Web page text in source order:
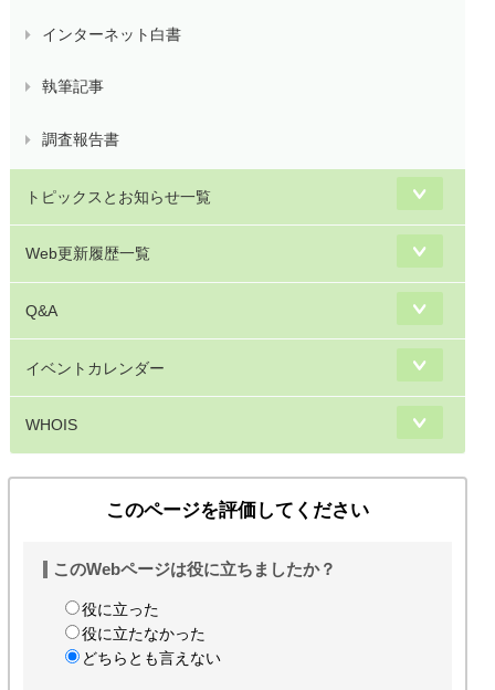
インターネット白書
執筆記事
調査報告書
トピックスとお知らせ一覧
Web更新履歴一覧
Q&A
イベントカレンダー
WHOIS
このページを評価してください
このWebページは役に立ちましたか？
役に立った
役に立たなかった
どちらとも言えない